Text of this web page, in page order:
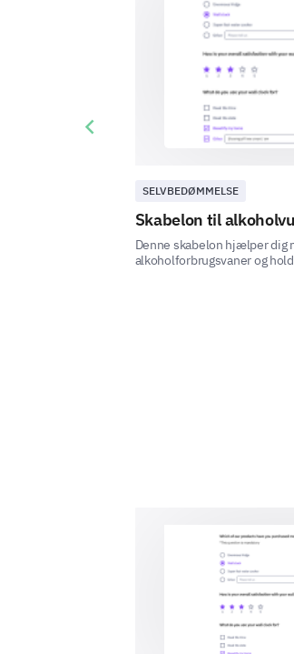
SELVBEDØMMELSE
Skabelon til
Denne skabelon hjælper dig
alkoholforbrugsvaner og
Previous slide